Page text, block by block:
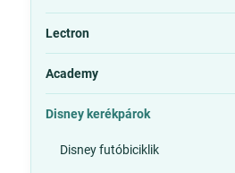
Lectron
Academy
Disney kerékpárok
Disney futóbiciklik